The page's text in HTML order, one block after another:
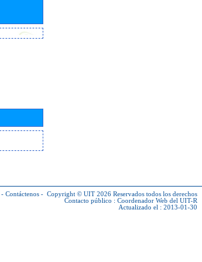
- Contáctenos - Copyright © UIT 2026 Reservados todos los derechos
Contacto público : Coordenador Web del UIT-R
Actualizado el : 2013-01-30